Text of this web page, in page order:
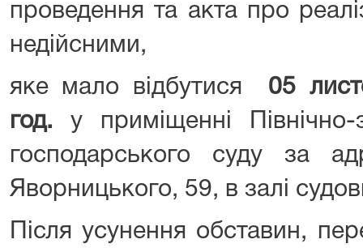
проведення та акта про
недійсними,
яке мало відбутися 05
год. у приміщенні Північно-
господарського суду за
Яворницького, 59, в залі
Після усунення обставин,